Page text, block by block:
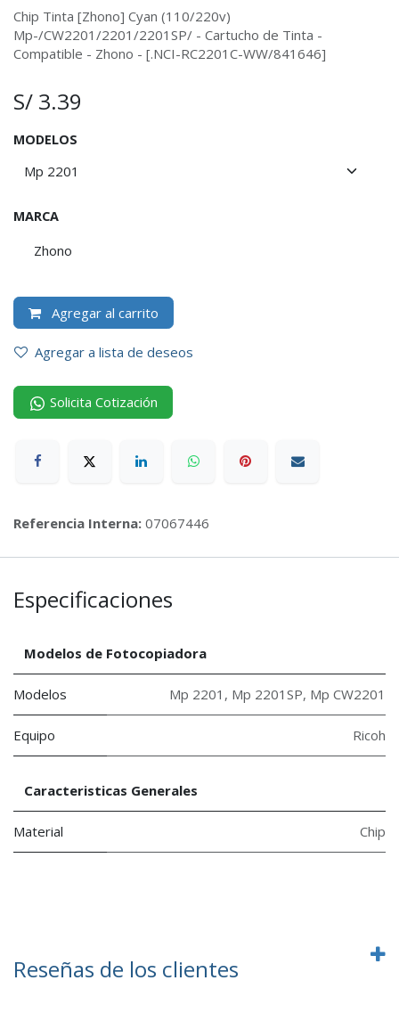
Chip Tinta [Zhono] Cyan (110/220v)
Mp-/CW2201/2201/2201SP/ - Cartucho de Tinta -
Compatible - Zhono - [.NCI-RC2201C-WW/841646]
S/ 3.39
MODELOS
MARCA
Zhono
Agregar al carrito
Agregar a lista de deseos
Solicita Cotización
Referencia Interna: 07067446
Especificaciones
Modelos de Fotocopiadora
Modelos Mp 2201 , Mp 2201SP, Mp CW2201
Equipo Ricoh
Caracteristicas Generales
Material Chip
Reseñas de los clientes